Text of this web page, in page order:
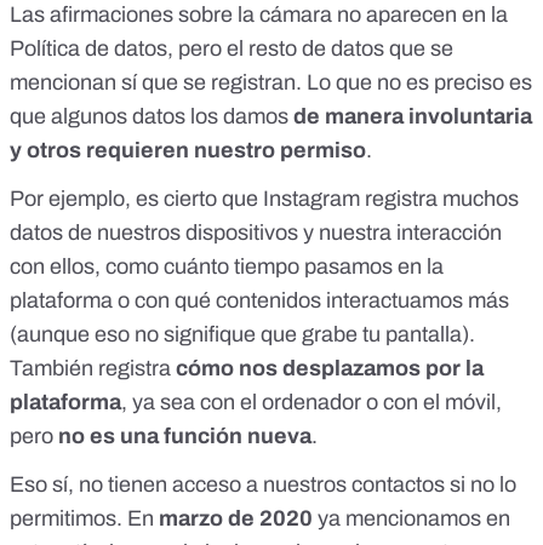
Las afirmaciones sobre la cámara no aparecen en la
Política de datos, pero el resto de datos que se
mencionan sí que se registran. Lo que no es preciso es
que algunos datos los damos de manera involuntaria
y otros requieren nuestro permiso.
Por ejemplo, es cierto que Instagram registra muchos
datos de nuestros dispositivos y nuestra interacción
con ellos, como cuánto tiempo pasamos en la
plataforma o con qué contenidos interactuamos más
(aunque eso no signifique que grabe tu pantalla).
También registra cómo nos desplazamos por la
plataforma, ya sea con el ordenador o con el móvil,
pero no es una función nueva.
Eso sí, no tienen acceso a nuestros contactos si no lo
permitimos. En marzo de 2020 ya mencionamos en